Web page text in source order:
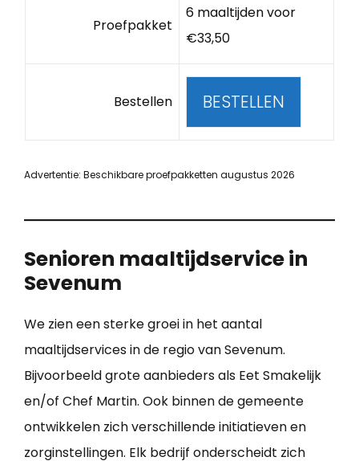
Proefpakket
6 maaltijden voor
€33,50
Bestellen BESTELLEN
Advertentie: Beschikbare proefpakketten augustus 2026
Senioren maaltijdservice in
Sevenum
We zien een sterke groei in het aantal
maaltijdservices in de regio van Sevenum.
Bijvoorbeeld grote aanbieders als Eet Smakelijk
en/of Chef Martin. Ook binnen de gemeente
ontwikkelen zich verschillende initiatieven en
zorginstellingen. Elk bedrijf onderscheidt zich